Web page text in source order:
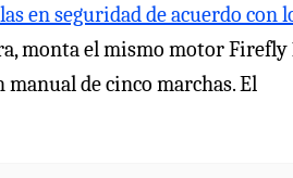
en seguridad de acuerdo con
monta el mismo motor Firefly
de cinco marchas. El